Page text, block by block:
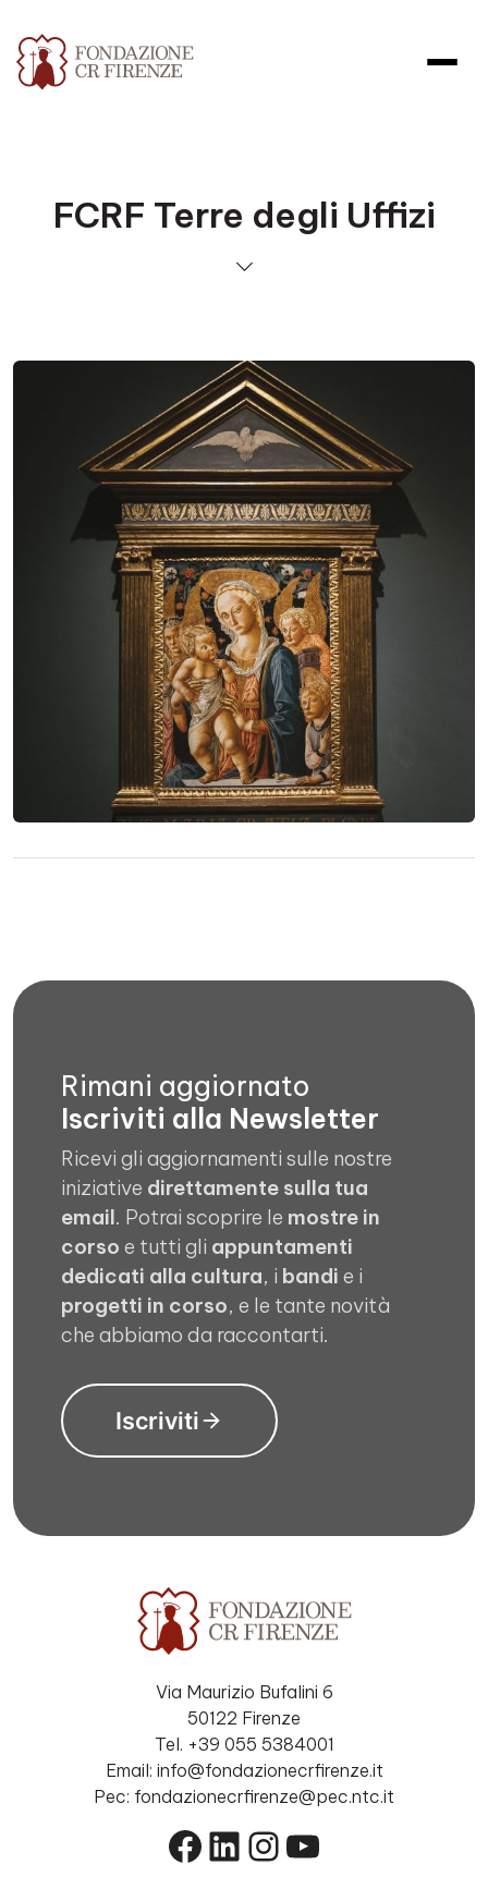
FCRF Terre degli Uffizi
Rimani aggiornato
Iscriviti alla Newsletter
Ricevi gli aggiornamenti sulle nostre
iniziative direttamente sulla tua
email. Potrai scoprire le mostre in
corso e tutti gli appuntamenti
dedicati alla cultura, i bandi e i
progetti in corso, e le tante novità
che abbiamo da raccontarti.
Iscriviti
Via Maurizio Bufalini 6
50122 Firenze
Tel. +39 055 5384001
Email: info@fondazionecrfirenze.it
Pec: fondazionecrfirenze@pec.ntc.it
Facebook
LinkedIn
Instagram
YouTube